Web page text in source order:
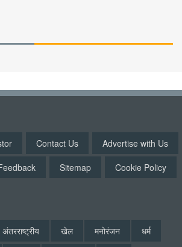
Contact Us
Advertise with Us
Sitemap Cookie Policy
अंतरराष्ट्रीय खेल मनोरंजन
धर्म